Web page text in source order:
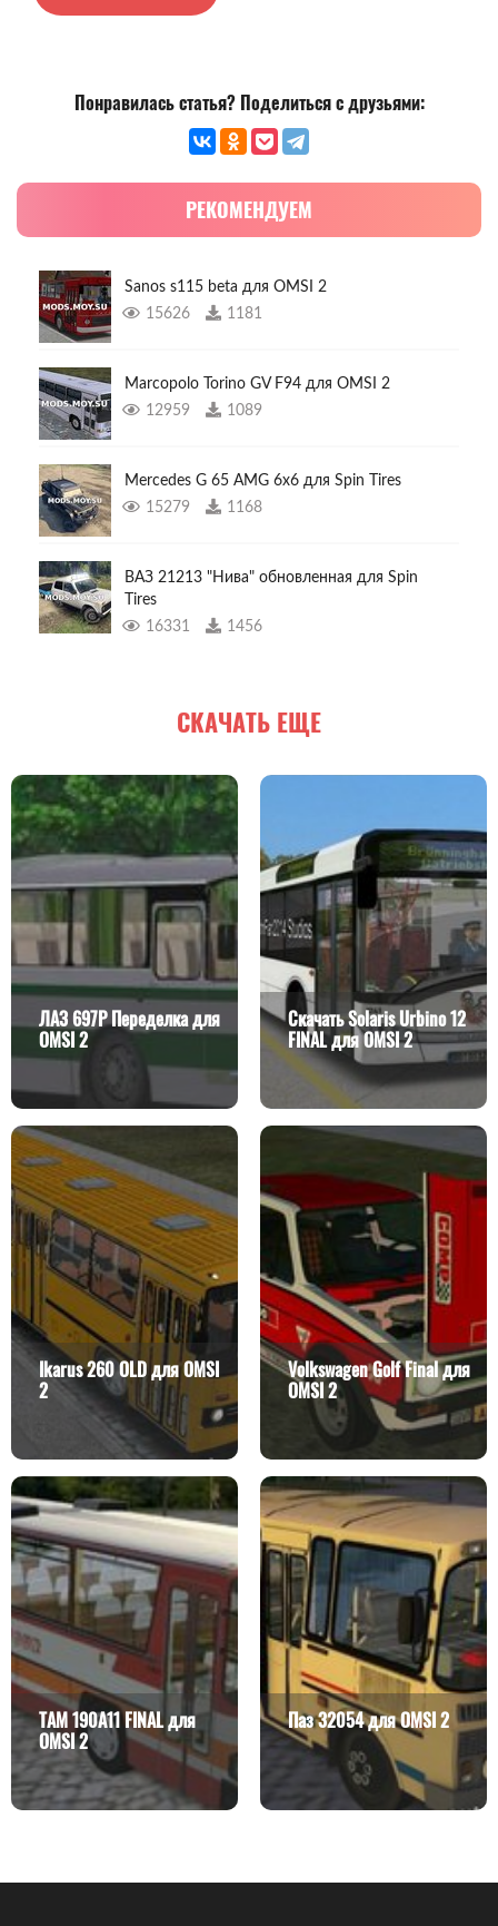
Понравилась статья? Поделиться с друзьями:
РЕКОМЕНДУЕМ
Sanos s115 beta для OMSI 2
15626
1181
Marcopolo Torino GV F94 для OMSI 2
12959
1089
Mercedes G 65 AMG 6x6 для Spin Tires
15279
1168
ВАЗ 21213 "Нива" обновленная для Spin
Tires
16331
1456
СКАЧАТЬ ЕЩЕ
ЛАЗ 697Р Переделка для
OMSI 2
Скачать Solaris Urbino 12
FINAL для OMSI 2
Ikarus 260 OLD для OMSI
2
Volkswagen Golf Final для
OMSI 2
TAM 190A11 FINAL для
OMSI 2
Паз 32054 для OMSI 2